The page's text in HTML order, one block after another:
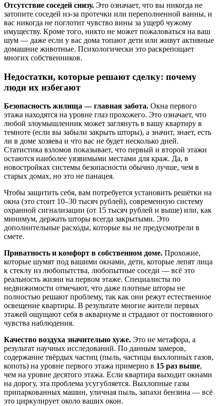
Отсутствие соседей снизу. Это означает, что вы никогда не
затопите соседей из-за протечки или переполненной ванны, и
вас никогда не поглотит чувство вины за ущерб чужому
имуществу. Кроме того, никто не может пожаловаться на ваш
шум — даже если у вас дома топают дети или живут активные
домашние животные. Психологически это раскрепощает
многих собственников.
Недостатки, которые решают сделку: почему
люди их избегают
Безопасность жилища — главная забота. Окна первого
этажа находятся на уровне глаз прохожего. Это означает, что
любой злоумышленник может заглянуть в вашу квартиру в
темноте (если вы забыли закрыть шторы), а значит, знает, есть
ли в доме хозяева и что вас не будет несколько дней.
Статистика взломов показывает, что первый и второй этажи
остаются наиболее уязвимыми местами для краж. Да, в
новостройках системы безопасности обычно лучше, чем в
старых домах, но это не панацея.
Чтобы защитить себя, вам потребуется установить решётки на
окна (это стоит 10–30 тысяч рублей), современную систему
охранной сигнализации (от 15 тысяч рублей и выше) или, как
минимум, держать шторы всегда закрытыми. Это
дополнительные расходы, которые вы не предусмотрели в
смете.
Приватность и комфорт в собственном доме. Прохожие,
которые шумят под вашими окнами, дети, которые лепят лица
к стеклу из любопытства, любопытные соседи — всё это
реальность жизни на первом этаже. Специалисты по
недвижимости отмечают, что даже плотные шторы не
полностью решают проблему, так как они режут естественное
освещение квартиры. В результате многие жители первых
этажей ощущают себя в аквариуме и страдают от постоянного
чувства наблюдения.
Качество воздуха значительно хуже. Это не метафора, а
результат научных исследований. По данным замеров,
содержание твёрдых частиц (пыль, частицы выхлопных газов,
копоть) на уровне первого этажа примерно в 15 раз выше,
чем на уровне десятого этажа. Если квартира выходит окнами
на дорогу, эта проблема усугубляется. Выхлопные газы
припаркованных машин, уличная пыль, запахи бензина — всё
это циркулирует около ваших окон.